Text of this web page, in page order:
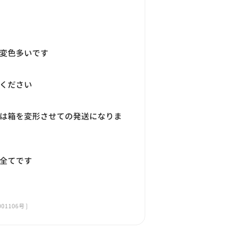
色多いです
ださい
箱を変形させての発送になりま
てです
号 ]